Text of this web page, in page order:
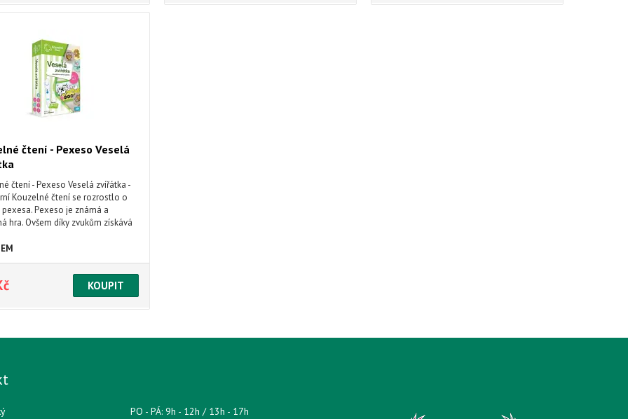
čtení - Pexeso Veselá
čtení - Pexeso Veselá zvířátka -
Kouzelné čtení se rozrostlo o
Pexeso je známá a
hra. Ovšem díky zvukům získává
zvířátka kombinuje
vizuální a poslechové
dětí. Děti se tak budou učit
zvuky, která nás obklopují.
PO - PÁ: 9h - 12h / 13h - 17h